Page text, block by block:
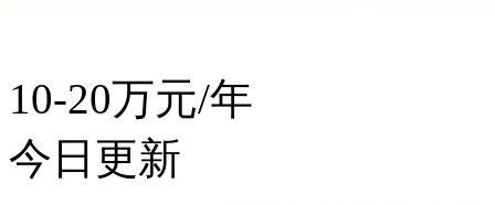
10-20万元/年
今日更新